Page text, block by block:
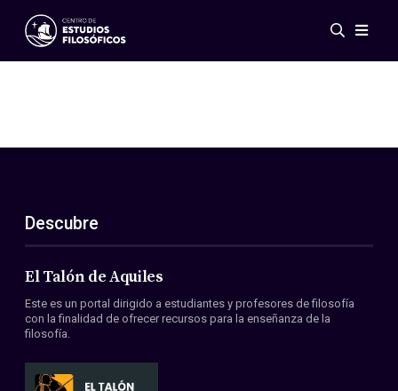
Eventos
ES
EN
Acerca de nosotros
Miembros
Convenios
Descubre
El Talón de Aquiles
Este es un portal dirigido a estudiantes y profesores de filosofía
con la finalidad de ofrecer recursos para la enseñanza de la
filosofía.